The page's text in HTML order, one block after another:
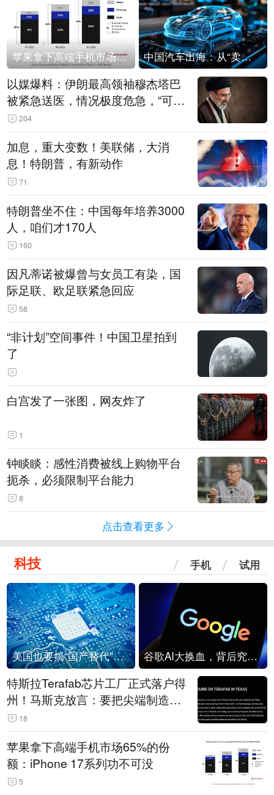
苹果拿下高端手机市场65%的份额：iPhone 17系列功不可没 中国汽车出海：从“卖出去”到“走进去”
以媒爆料：伊朗最高领袖穆杰塔巴
被紧急送医，情况极度危急，“可能
随时会死去”
204
加息，重大变数！美联储，大消
息！特朗普，有新动作
71
特朗普坐不住：中国每年培养3000
人，咱们才170人
160
因凡蒂诺被爆曾与女员工有染，国
际足联、欧足联紧急回应
58
“非计划”空间事件！中国卫星拍到
了
白宫发了一张图，网友炸了
1
钟睒睒：感性消费被线上购物平台
扼杀，必须限制平台能力
8
点击查看更多
科技 手机 试用
美国也要搞“国产替代”？先算清三笔账 谷歌AI大换血，背后究竟发生了什么？
特斯拉Terafab芯片工厂正式落户得
州！马斯克放言：要把尖端制造带
回美国
18
苹果拿下高端手机市场65%的份
额：iPhone 17系列功不可没
5